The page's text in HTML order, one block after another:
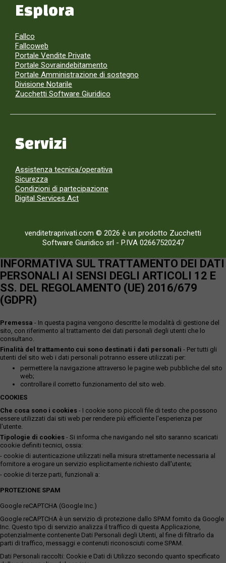
Esplora
Fallco
Fallcoweb
Portale Vendite Private
Portale Sovraindebitamento
Portale Amministrazione di sostegno
Divisione Notarile
Zucchetti Software Giuridico
Servizi
Assistenza tecnica/operativa
Sicurezza
Condizioni di partecipazione
Digital Services Act
venditetraprivati.com © 2026 è un prodotto Zucchetti
Software Giuridico srl - P.IVA 02667520247
INFORMATIVA SUL TRATTAMENTO DEI DATI
PERSONALI AI SENSI DEGLI ARTICOLI 12 E
SS. DEL REGOLAMENTO (UE) 2016/679
(GDPR)
Premessa - In questa pagina vengono descritte le modalità di gestione del
sito, con riferimento al trattamento dei dati personali degli utenti che lo
consultano.
Finalità del trattamento cui sono destinati i dati personali - Per tutti gli
utenti del sito web i dati personali potranno essere utilizzati per:
permettere la navigazione attraverso le pagine web pubbliche del sito
web;
controllare il corretto funzionamento del sito web.
COOKIES
Che cosa sono i cookies - I cookie sono piccoli file di testo che possono
essere utilizzati dai siti web per rendere più efficiente l'esperienza per
l'utente.
Tipologie di cookies - Si informa che navigando nel sito saranno scaricati
cookie definiti tecnici, ossia:
- cookie di autenticazione utilizzati nella misura strettamente necessaria al
fornitore a erogare un servizio esplicitamente richiesto dall'utente;
- cookie di terze parti, funzionali a:
PROTEZIONE SPAM
Google reCAPTCHA (Google Inc.)
Google reCAPTCHA è un servizio di protezione dallo SPAM fornito da Google
Inc. Questo tipo di servizio analizza il traffico di questa Applicazione,
potenzialmente contenente Dati Personali degli Utenti, al fine di filtrarlo da
parti di traffico, messaggi e contenuti riconosciuti come SPAM.
Dati Personali raccolti: Cookie e Dati di Utilizzo secondo quanto specificato